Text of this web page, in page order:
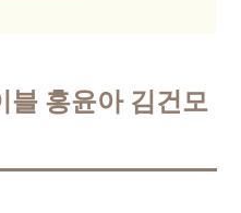
블 홍윤아 김건모